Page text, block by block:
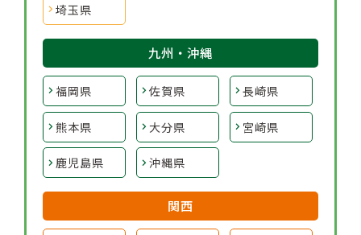
埼玉県
九州・沖縄
福岡県 佐賀県 長崎県
熊本県 大分県 宮崎県
鹿児島県 沖縄県
関西